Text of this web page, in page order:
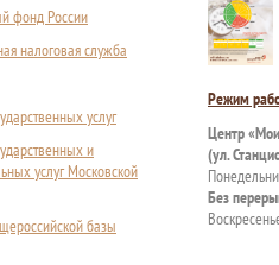
фонд России
налоговая служба
услуг
и
услуг Московской
базы
Режим
Центр
(ул.
Без